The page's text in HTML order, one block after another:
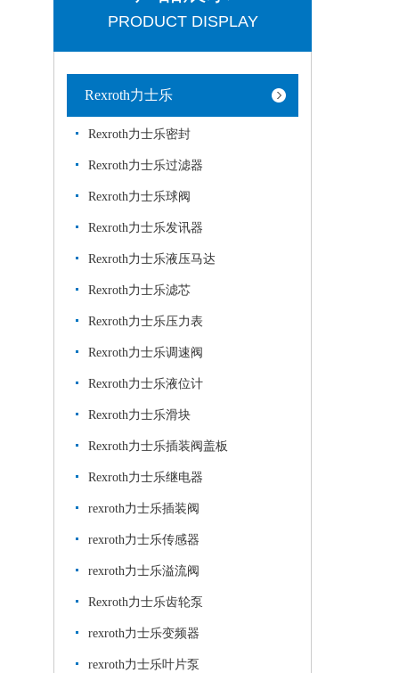
PRODUCT DISPLAY
Rexroth力士乐
Rexroth力士乐密封
Rexroth力士乐过滤器
Rexroth力士乐球阀
Rexroth力士乐发讯器
Rexroth力士乐液压马达
Rexroth力士乐滤芯
Rexroth力士乐压力表
Rexroth力士乐调速阀
Rexroth力士乐液位计
Rexroth力士乐滑块
Rexroth力士乐插装阀盖板
Rexroth力士乐继电器
rexroth力士乐插装阀
rexroth力士乐传感器
rexroth力士乐溢流阀
Rexroth力士乐齿轮泵
rexroth力士乐变频器
rexroth力士乐叶片泵